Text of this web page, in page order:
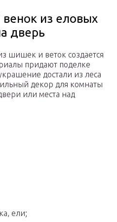
из еловых
дверь
шишек и веток создается
придают поделке
достали из леса
декор для комнаты
или места над
ели;